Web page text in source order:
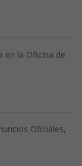
en la Oficina de
Oficiales,